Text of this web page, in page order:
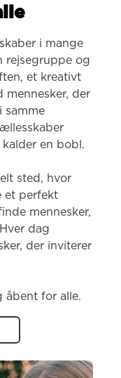
i mange
rejsegruppe og
et kreativt
der
samme
en bobl.
sted, hvor
et perfekt
mennesker,
dag
der inviterer
åbent for alle.